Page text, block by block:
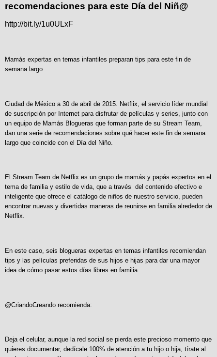
recomendaciones para este Día del Niñ@
http://bit.ly/1u0ULxF
Mamás expertas en temas infantiles preparan tips para este fin de
semana largo
Ciudad de México a 30 de abril de 2015. Netflix, el servicio líder mundial
de suscripción por Internet para disfrutar de películas y series, junto con
un equipo de Mamás Blogueras que forman parte de su Stream Team,
dan una serie de recomendaciones sobre qué hacer este fin de semana
largo que coincide con el Día del Niño.
El Stream Team de Netflix es un grupo de mamás y papás expertos en el
tema de familia y estilo de vida, que a través del contenido efectivo e
inteligente que ofrece el catálogo de niños de nuestro servicio, pueden
encontrar nuevas y divertidas maneras de reunirse en familia alrededor de
Netflix.
En este caso, seis blogueras expertas en temas infantiles recomiendan
tips y las películas preferidas de sus hijos e hijas para dar una mayor
idea de cómo pasar estos días libres en familia.
@CriandoCreando recomienda:
Deja el celular, aunque la red social se pierda este precioso momento que
quieres documentar, dedícale 100% de atención a tu hijo o hija, tírate al